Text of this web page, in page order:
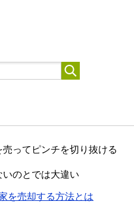
ってピンチを切り抜ける
のとでは大違い
を売却する方法とは